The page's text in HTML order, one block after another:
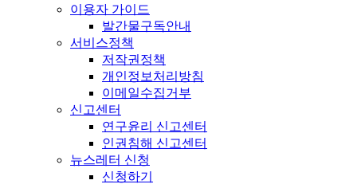
이용자 가이드
발간물구독안내
서비스정책
저작권정책
개인정보처리방침
이메일수집거부
신고센터
연구윤리 신고센터
인권침해 신고센터
뉴스레터 신청
신청하기